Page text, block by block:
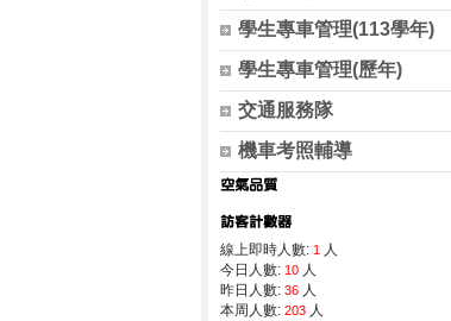
學生專車管理(113學年)
學生專車管理(歷年)
交通服務隊
機車考照輔導
線上即時人數: 1人
今日人數: 10人
昨日人數: 36人
本周人數: 203人